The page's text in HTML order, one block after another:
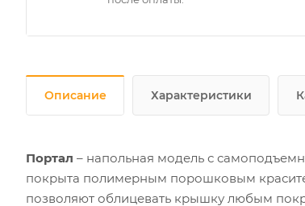
Описание Характеристики
Портал – напольная модель с
покрыта полимерным порошковым
позволяют облицевать крышку любым